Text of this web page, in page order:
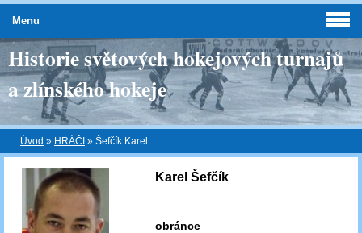
Historie světových hokejových turnajů
a zlínského hokeje
Úvod » HRÁČI » Šefčík Karel
Karel Šefčík
obránce
Menu